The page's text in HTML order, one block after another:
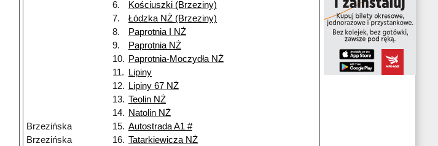
6.
Kościuszki (Brzeziny)
7.
Łódzka NŻ (Brzeziny)
8.
Paprotnia I NŻ
9.
Paprotnia NŻ
10. Paprotnia-Moczydła NŻ
11.
Lipiny
12.
Lipiny 67 NŻ
13. Teolin NŻ
14. Natolin NŻ
Brzezińska
15. Autostrada A1 #
Brzezińska
16. Tatarkiewicza NŻ